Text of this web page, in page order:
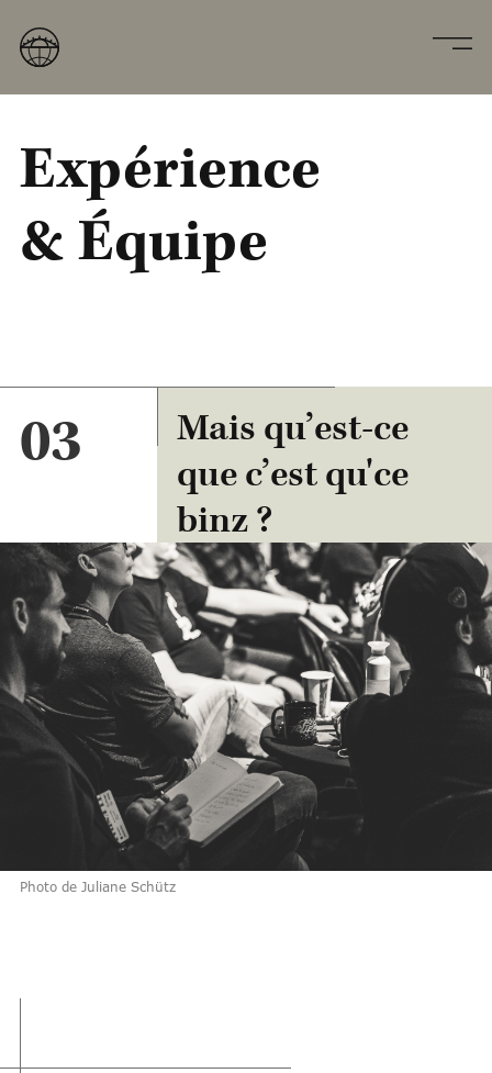
Expérience
& Équipe
03
Mais qu’est-ce
que c’est qu'ce
binz ?
Photo de Juliane Schütz